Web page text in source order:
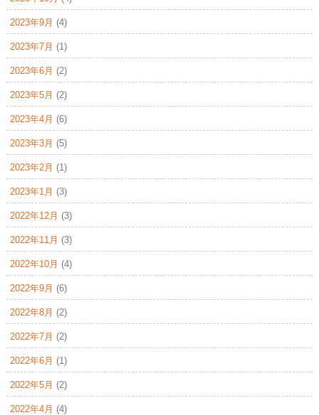
2023年9月 (4)
2023年7月 (1)
2023年6月 (2)
2023年5月 (2)
2023年4月 (6)
2023年3月 (5)
2023年2月 (1)
2023年1月 (3)
2022年12月 (3)
2022年11月 (3)
2022年10月 (4)
2022年9月 (6)
2022年8月 (2)
2022年7月 (2)
2022年6月 (1)
2022年5月 (2)
2022年4月 (4)